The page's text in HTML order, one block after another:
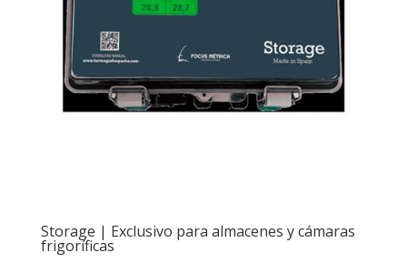
Storage | Exclusivo para almacenes y cámaras
frigoríficas